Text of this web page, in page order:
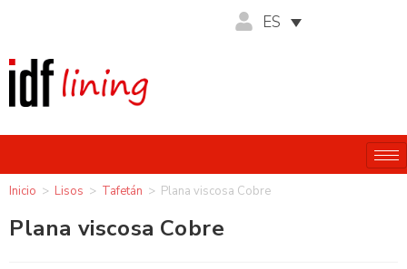
ES
Inicio > Lisos > Tafetán > Plana viscosa Cobre
Plana viscosa Cobre